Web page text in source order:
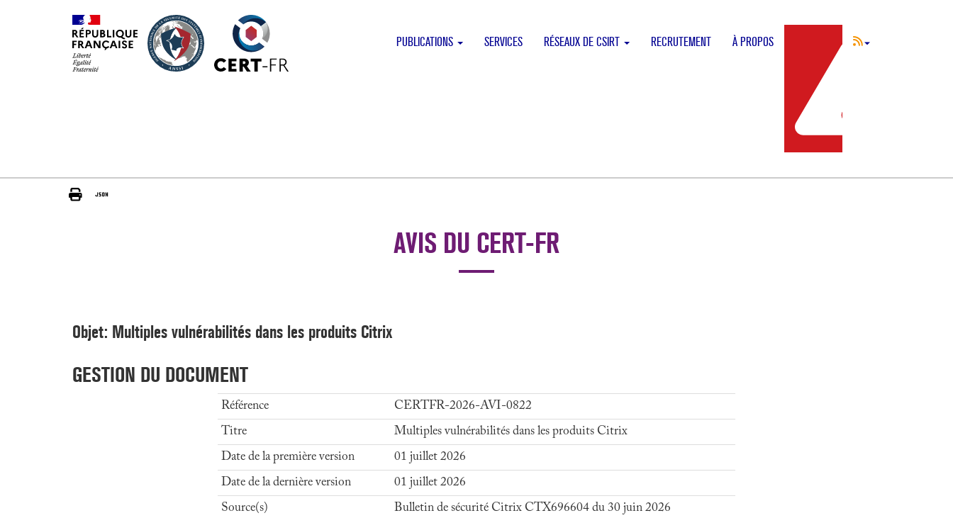
PUBLICATIONS SERVICES RÉSEAUX DE CSIRT RECRUTEMENT À PROPOS
AVIS DU CERT-FR
Objet: Multiples vulnérabilités dans les produits Citrix
GESTION DU DOCUMENT
Référence
CERTFR-2026-AVI-0822
Titre
Multiples vulnérabilités dans les produits Citrix
Date de la première version
01 juillet 2026
Date de la dernière version
01 juillet 2026
Source(s)
Bulletin de sécurité Citrix CTX696604 du 30 juin 2026